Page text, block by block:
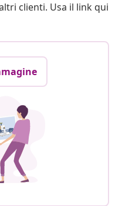
clienti. Usa il link qui